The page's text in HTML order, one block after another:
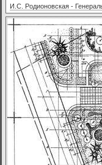
И.С. Родионовская -